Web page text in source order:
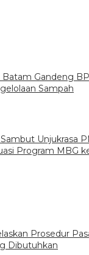
Batam Gandeng
Sampah
Unjukrasa
Program MBG
Prosedur
Dibutuhkan